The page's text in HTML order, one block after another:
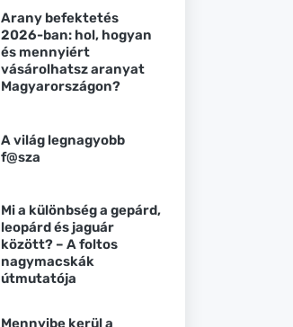
Arany befektetés
2026-ban: hol, hogyan
és mennyiért
vásárolhatsz aranyat
Magyarországon?
A világ legnagyobb
f@sza
Mi a különbség a gepárd,
leopárd és jaguár
között? – A foltos
nagymacskák
útmutatója
Mennyibe kerül a